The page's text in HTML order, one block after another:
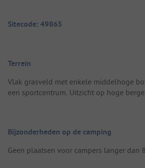
Sitecode: 49865
Terrein
Vlak grasveld met enkele middelhoge
een sportcentrum. Uitzicht op hoge
Bijzonderheden op de camping
Geen plaatsen voor campers langer dan